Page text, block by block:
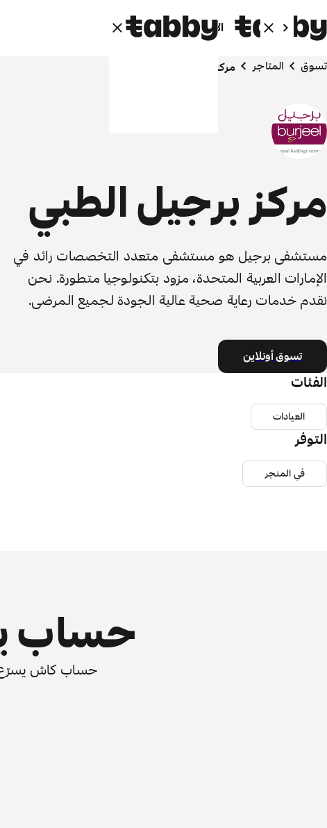
الأفراد الشركاء
تسوق المتاجر مركز برجيل الطبي
مركز برجيل الطبي
مستشفى برجيل هو مستشفى متعدد التخصصات رائد في
الإمارات العربية المتحدة، مزود بتكنولوجيا متطورة. نحن
نقدم خدمات رعاية صحية عالية الجودة لجميع المرضى.
تسوق أونلاين
الفئات
العيادات
التوفر
في المتجر
حساب
حساب كاش يسرّع